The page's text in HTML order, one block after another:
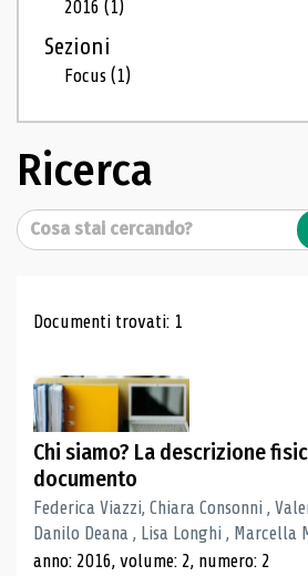
2016(1)
Sezioni
Focus(1)
Ricerca
Cerca
Risultati di
Documenti trovati: 1
Chi siamo? La descrizione
documento
Federica Viazzi, Chiara Consonni ,
Danilo Deana , Lisa Longhi , Marcella
anno: 2016, volume: 2, numero: 2